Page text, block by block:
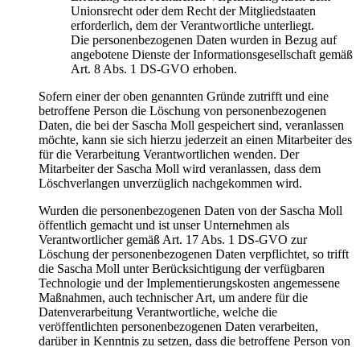
Unionsrecht oder dem Recht der Mitgliedstaaten
erforderlich, dem der Verantwortliche unterliegt.
Die personenbezogenen Daten wurden in Bezug auf
angebotene Dienste der Informationsgesellschaft gemäß
Art. 8 Abs. 1 DS-GVO erhoben.
Sofern einer der oben genannten Gründe zutrifft und eine
betroffene Person die Löschung von personenbezogenen
Daten, die bei der Sascha Moll gespeichert sind, veranlassen
möchte, kann sie sich hierzu jederzeit an einen Mitarbeiter des
für die Verarbeitung Verantwortlichen wenden. Der
Mitarbeiter der Sascha Moll wird veranlassen, dass dem
Löschverlangen unverzüglich nachgekommen wird.
Wurden die personenbezogenen Daten von der Sascha Moll
öffentlich gemacht und ist unser Unternehmen als
Verantwortlicher gemäß Art. 17 Abs. 1 DS-GVO zur
Löschung der personenbezogenen Daten verpflichtet, so trifft
die Sascha Moll unter Berücksichtigung der verfügbaren
Technologie und der Implementierungskosten angemessene
Maßnahmen, auch technischer Art, um andere für die
Datenverarbeitung Verantwortliche, welche die
veröffentlichten personenbezogenen Daten verarbeiten,
darüber in Kenntnis zu setzen, dass die betroffene Person von